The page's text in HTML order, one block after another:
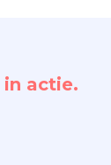
in actie.